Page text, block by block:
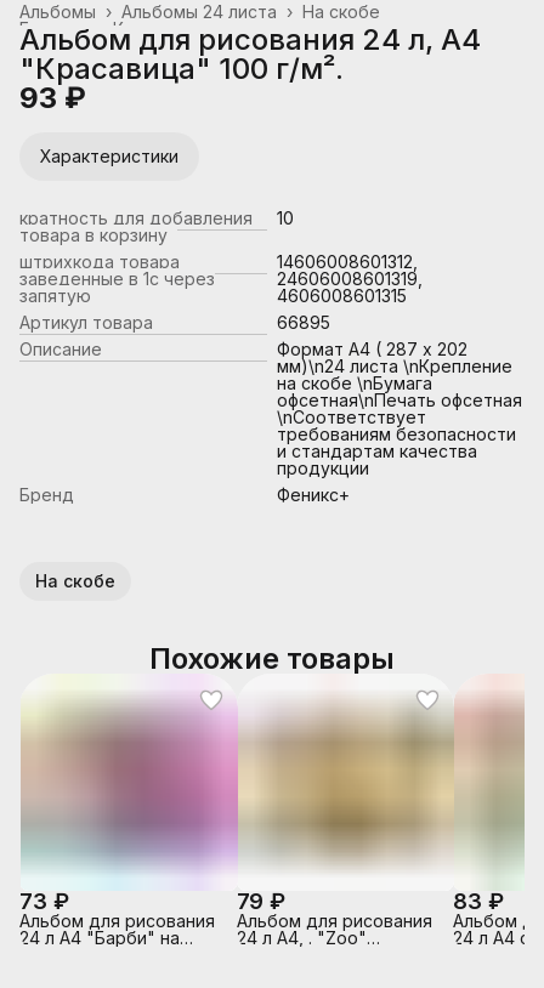
На скобе
Альбомы 24 листа ›
Альбомы ›
Канцтовары, школьные принадлежности
›
Главная
Альбом для рисования 24 л, А4
"Красавица" 100 г/м².
93 ₽
Характеристики
кратность для добавления
товара в корзину
10
штрихкода товара
заведенные в 1с через
запятую
14606008601312,
24606008601319,
4606008601315
Артикул товара
66895
Описание
Формат А4 ( 287 х 202
мм)\n24 листа \nКрепление
на скобе \nБумага
офсетная\nПечать офсетная
\nСоответствует
требованиям безопасности
и стандартам качества
продукции
Бренд
Феникс+
На скобе
Похожие товары
73 ₽
Альбом для рисования
24 л А4 "Барби" на
79 ₽
Альбом для рисования
24 л А4, . "Zoo"
83 ₽
Альбом
24 л А4